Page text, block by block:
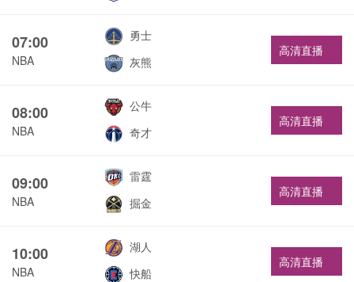
07:00
NBA
勇士
灰熊
高清直播
08:00
NBA
公牛
奇才
高清直播
09:00
NBA
雷霆
掘金
高清直播
10:00
NBA
湖人
快船
高清直播